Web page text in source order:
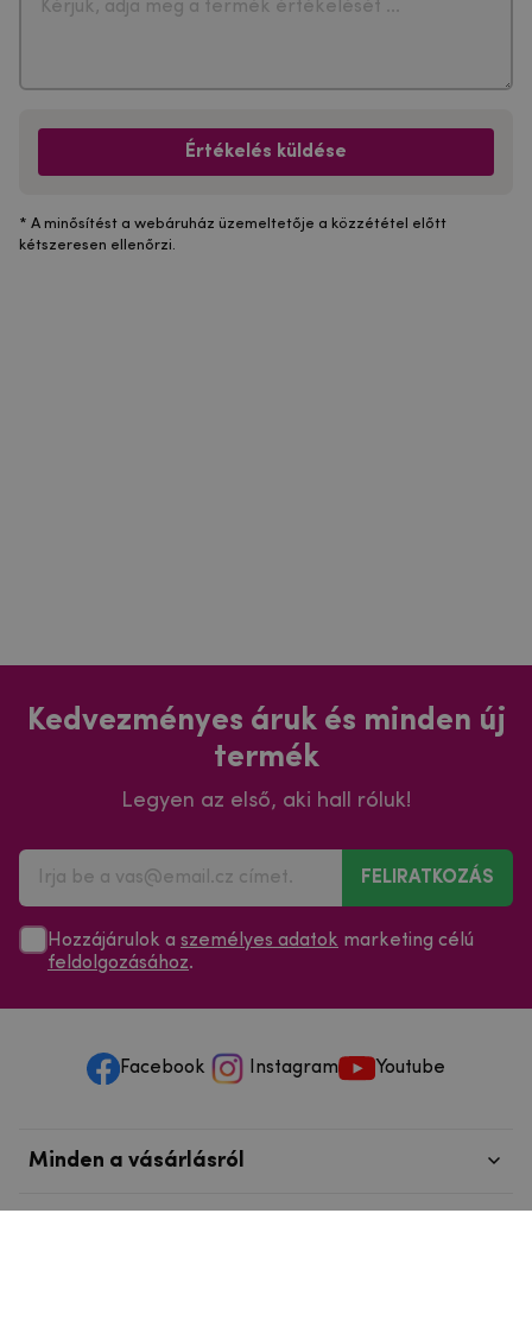
Értékelés küldése
* A minősítést a webáruház üzemeltetője a közzététel előtt
kétszeresen ellenőrzi.
Kedvezményes áruk és minden új
termék
Legyen az első, aki hall róluk!
FELIRATKOZÁS
Hozzájárulok a személyes adatok marketing célú
feldolgozásához.
Facebook Instagram Youtube
Minden a vásárlásról